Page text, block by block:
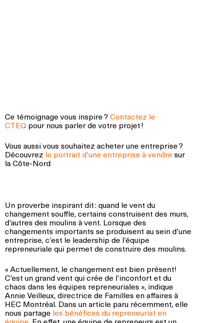
Ce témoignage vous inspire ? Contactez le
CTEQ pour nous parler de votre projet !
Vous aussi vous souhaitez acheter une entreprise ?
Découvrez le portrait d’une entreprise à vendresur
la Côte-Nord
Un proverbe inspirant dit : quand le vent du
changement souffle, certains construisent des murs,
d’autres des moulins à vent. Lorsque des
changements importants se produisent au sein d’une
entreprise, c’est le leadership de l’équipe
repreneuriale qui permet de construire des moulins.
« Actuellement, le changement est bien présent!
C’est un grand vent qui crée de l’inconfort et du
chaos dans les équipes repreneuriales », indique
Annie Veilleux, directrice de Familles en affaires à
HEC Montréal. Dans un article paru récemment, elle
nous partage les bénéfices du repreneuriat en